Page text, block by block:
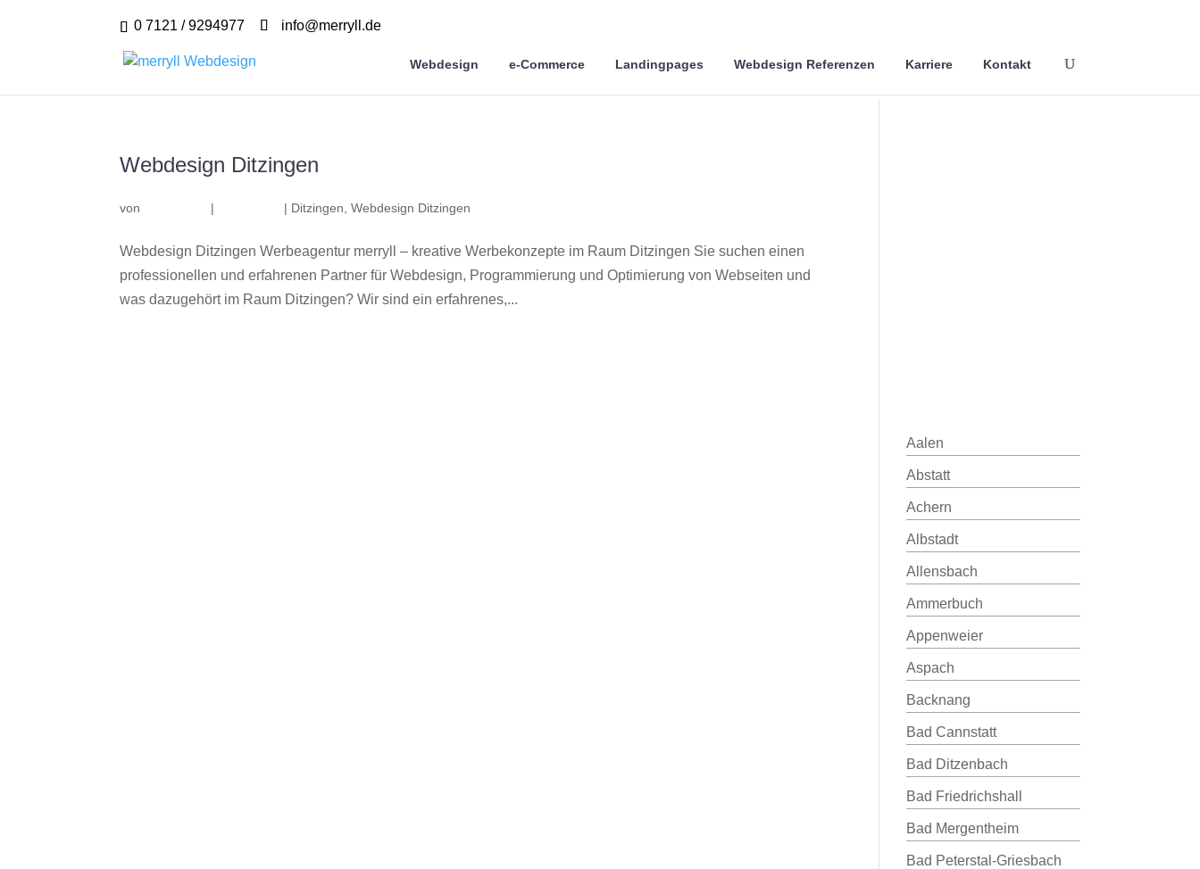
0 7121 / 9294977 info@merryll.de
Webdesign e-Commerce Landingpages Webdesign Referenzen Karriere Kontakt
Webdesign Ditzingen
von | | Ditzingen ,Webdesign Ditzingen
Webdesign Ditzingen Werbeagentur merryll – kreative Werbekonzepte im Raum Ditzingen Sie suchen einen
professionellen und erfahrenen Partner für Webdesign, Programmierung und Optimierung von Webseiten und
was dazugehört im Raum Ditzingen? Wir sind ein erfahrenes,...
Aalen
Abstatt
Achern
Albstadt
Allensbach
Ammerbuch
Appenweier
Aspach
Backnang
Bad Cannstatt
Bad Ditzenbach
Bad Friedrichshall
Bad Mergentheim
Bad Peterstal-Griesbach